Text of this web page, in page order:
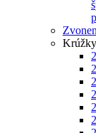
Krúžky